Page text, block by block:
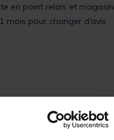
en point relais et magasin
mois pour changer d’avis